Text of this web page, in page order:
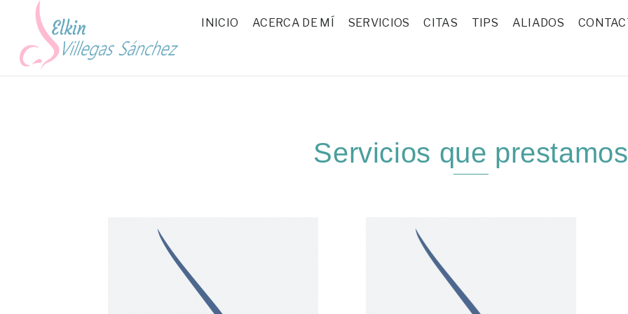
INICIO ACERCA DE MÍ SERVICIOS CITAS TIPS ALIADOS
Servicios que prestamos